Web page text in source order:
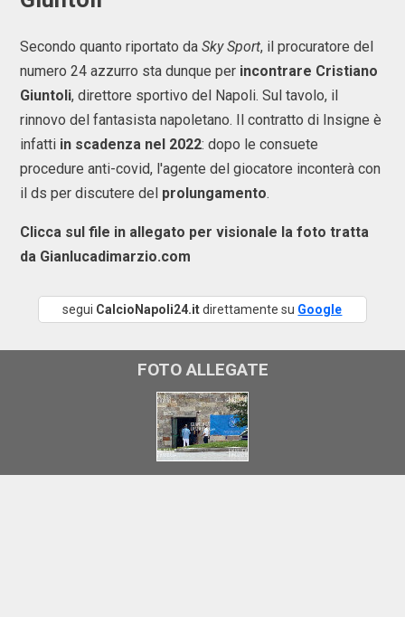
Secondo quanto riportato da Sky Sport, il procuratore del
numero 24 azzurro sta dunque per incontrare Cristiano
Giuntoli, direttore sportivo del Napoli. Sul tavolo, il
rinnovo del fantasista napoletano. Il contratto di Insigne è
infatti in scadenza nel 2022: dopo le consuete
procedure anti-covid, l'agente del giocatore inconterà con
il ds per discutere del prolungamento.
Clicca sul file in allegato per visionale la foto tratta
da Gianlucadimarzio.com
segui CalcioNapoli24.itdirettamente su Google
FOTO ALLEGATE